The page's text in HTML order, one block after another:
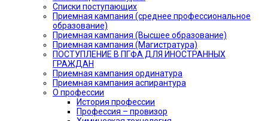
Списки поступающих
Приемная кампания (среднее профессиональное
образование)
Приемная кампания (Высшее образование)
Приемная кампания (Магистратура)
ПОСТУПЛЕНИЕ В ПГФА ДЛЯ ИНОСТРАННЫХ
ГРАЖДАН
Приемная кампания ординатура
Приемная кампания аспирантура
О профессии
История профессии
Профессия – провизор